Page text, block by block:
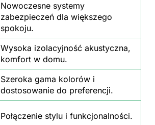
Nowoczesne systemy
zabezpieczeń dla większego
spokoju.
Wysoka izolacyjność akustyczna,
komfort w domu.
Szeroka gama kolorów i
dostosowanie do preferencji.
Połączenie stylu i funkcjonalności.